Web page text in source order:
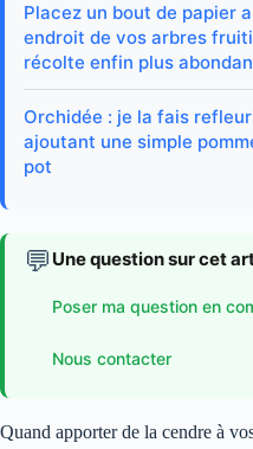
Placez un bout de papier
endroit de vos arbres
récolte enfin plus
Orchidée : je la fais
ajoutant une simple
pot
💬 Une question sur cet
Poser ma question en
Nous contacter
Quand apporter de la cendre à